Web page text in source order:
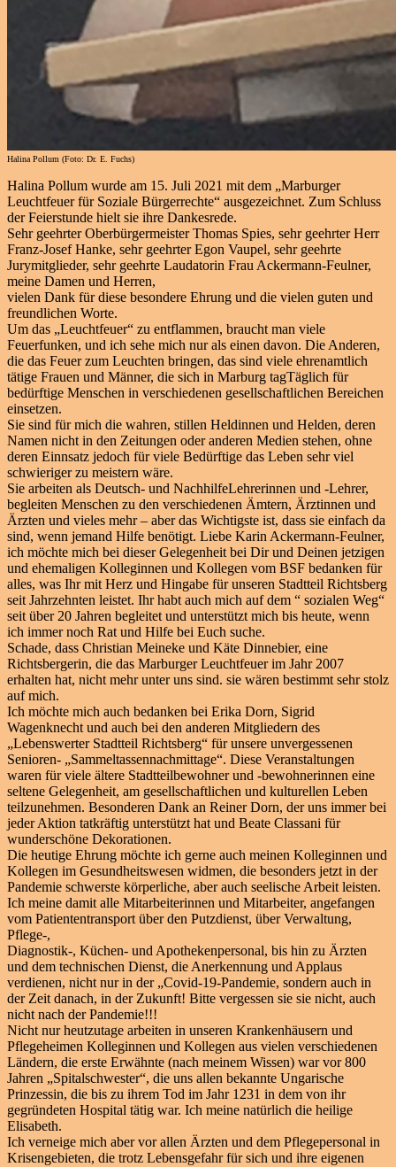
Halina Pollum (Foto: Dr. E. Fuchs)
Halina Pollum wurde am 15. Juli 2021 mit dem „Marburger
Leuchtfeuer für Soziale Bürgerrechte“ ausgezeichnet. Zum Schluss
der Feierstunde hielt sie ihre Dankesrede.
Sehr geehrter Oberbürgermeister Thomas Spies, sehr geehrter Herr
Franz-Josef Hanke, sehr geehrter Egon Vaupel, sehr geehrte
Jurymitglieder, sehr geehrte Laudatorin Frau Ackermann-Feulner,
meine Damen und Herren,
vielen Dank für diese besondere Ehrung und die vielen guten und
freundlichen Worte.
Um das „Leuchtfeuer“ zu entflammen, braucht man viele
Feuerfunken, und ich sehe mich nur als einen davon. Die Anderen,
die das Feuer zum Leuchten bringen, das sind viele ehrenamtlich
tätige Frauen und Männer, die sich in Marburg tagTäglich für
bedürftige Menschen in verschiedenen gesellschaftlichen Bereichen
einsetzen.
Sie sind für mich die wahren, stillen Heldinnen und Helden, deren
Namen nicht in den Zeitungen oder anderen Medien stehen, ohne
deren Einnsatz jedoch für viele Bedürftige das Leben sehr viel
schwieriger zu meistern wäre.
Sie arbeiten als Deutsch- und NachhilfeLehrerinnen und -Lehrer,
begleiten Menschen zu den verschiedenen Ämtern, Ärztinnen und
Ärzten und vieles mehr – aber das Wichtigste ist, dass sie einfach da
sind, wenn jemand Hilfe benötigt. Liebe Karin Ackermann-Feulner,
ich möchte mich bei dieser Gelegenheit bei Dir und Deinen jetzigen
und ehemaligen Kolleginnen und Kollegen vom BSF bedanken für
alles, was Ihr mit Herz und Hingabe für unseren Stadtteil Richtsberg
seit Jahrzehnten leistet. Ihr habt auch mich auf dem “ sozialen Weg“
seit über 20 Jahren begleitet und unterstützt mich bis heute, wenn
ich immer noch Rat und Hilfe bei Euch suche.
Schade, dass Christian Meineke und Käte Dinnebier, eine
Richtsbergerin, die das Marburger Leuchtfeuer im Jahr 2007
erhalten hat, nicht mehr unter uns sind. sie wären bestimmt sehr stolz
auf mich.
Ich möchte mich auch bedanken bei Erika Dorn, Sigrid
Wagenknecht und auch bei den anderen Mitgliedern des
„Lebenswerter Stadtteil Richtsberg“ für unsere unvergessenen
Senioren- „Sammeltassennachmittage“. Diese Veranstaltungen
waren für viele ältere Stadtteilbewohner und -bewohnerinnen eine
seltene Gelegenheit, am gesellschaftlichen und kulturellen Leben
teilzunehmen. Besonderen Dank an Reiner Dorn, der uns immer bei
jeder Aktion tatkräftig unterstützt hat und Beate Classani für
wunderschöne Dekorationen.
Die heutige Ehrung möchte ich gerne auch meinen Kolleginnen und
Kollegen im Gesundheitswesen widmen, die besonders jetzt in der
Pandemie schwerste körperliche, aber auch seelische Arbeit leisten.
Ich meine damit alle Mitarbeiterinnen und Mitarbeiter, angefangen
vom Patiententransport über den Putzdienst, über Verwaltung,
Pflege-,
Diagnostik-, Küchen- und Apothekenpersonal, bis hin zu Ärzten
und dem technischen Dienst, die Anerkennung und Applaus
verdienen, nicht nur in der „Covid-19-Pandemie, sondern auch in
der Zeit danach, in der Zukunft! Bitte vergessen sie sie nicht, auch
nicht nach der Pandemie!!!
Nicht nur heutzutage arbeiten in unseren Krankenhäusern und
Pflegeheimen Kolleginnen und Kollegen aus vielen verschiedenen
Ländern, die erste Erwähnte (nach meinem Wissen) war vor 800
Jahren „Spitalschwester“, die uns allen bekannte Ungarische
Prinzessin, die bis zu ihrem Tod im Jahr 1231 in dem von ihr
gegründeten Hospital tätig war. Ich meine natürlich die heilige
Elisabeth.
Ich verneige mich aber vor allen Ärzten und dem Pflegepersonal in
Krisengebieten, die trotz Lebensgefahr für sich und ihre eigenen